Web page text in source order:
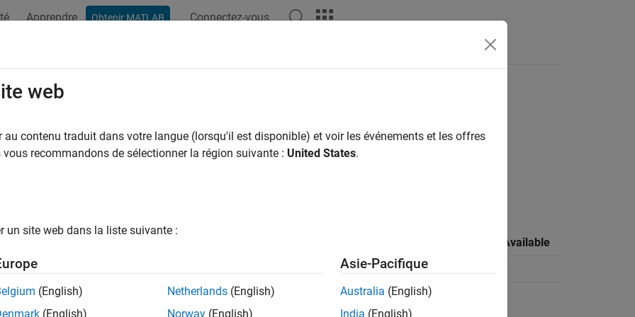
Apprendre Obtenir MATLAB Connectez-vous
Acquisition Toolbox
for third-party hardware
Last Release Available
Devices Hardware
Analog Discovery
Digilent®
web
au contenu traduit dans votre langue (lorsqu'il est disponible) et voir les événements et les offres
vous recommandons de sélectionner la région suivante : United States.
un site web dans la liste suivante :
(English)
(English)
Netherlands (English)
Norway (English)
Asie-Pacifique
Australia (English)
India (English)